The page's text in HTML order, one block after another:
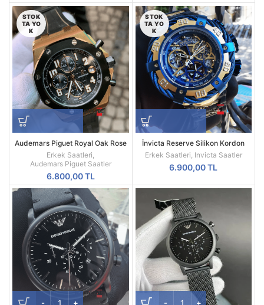
STOK
TA YO
K
Audemars Piguet Royal Oak Rose
Kasa Siyah Kadran Replika Erkek
Saati
Erkek Saatleri
Audemars Piguet Saatler
6.800,00TL
STOK
TA YO
K
İnvicta Reserve Silikon Kordon
Replika Erkek Kol Saati
Erkek Saatleri Invicta Saatler
6.900,00TL